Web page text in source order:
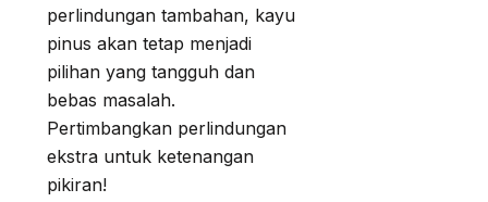
perlindungan tambahan, kayu
pinus akan tetap menjadi
pilihan yang tangguh dan
bebas masalah.
Pertimbangkan perlindungan
ekstra untuk ketenangan
pikiran!